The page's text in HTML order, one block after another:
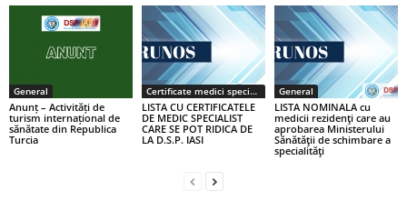
General
Anunț – Activități de
turism internațional de
sănătate din Republica
Turcia
Certificate medici specialiști / primari
LISTA CU CERTIFICATELE
DE MEDIC SPECIALIST
CARE SE POT RIDICA DE
LA D.S.P. IASI
General
LISTA NOMINALA cu
medicii rezidenţi care au
aprobarea Ministerului
Sănătăţii de schimbare a
specialităţi